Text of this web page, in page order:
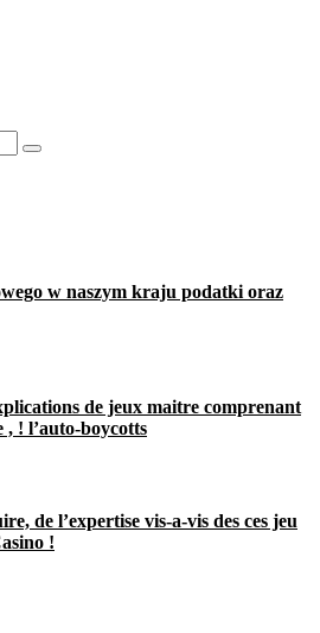
w naszym kraju podatki oraz
de jeux maitre comprenant
, ! l’auto-boycotts
de l’expertise vis-a-vis des ces jeu
!